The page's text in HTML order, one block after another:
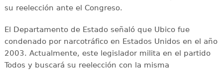
su reelección ante el Congreso.
El Departamento de Estado señaló que Ubico fue
condenado por narcotráfico en Estados Unidos en el año
2003. Actualmente, este legislador milita en el partido
Todos y buscará su reelección con la misma